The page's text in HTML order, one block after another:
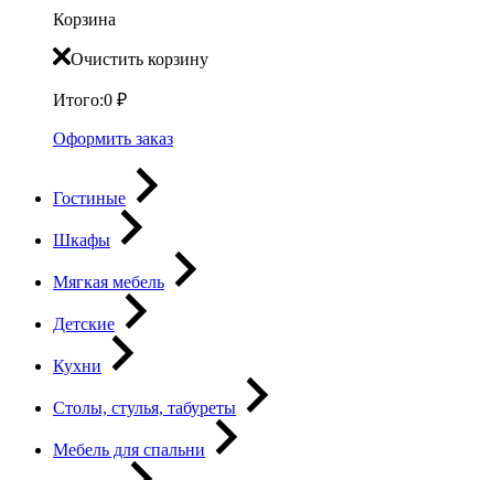
Корзина
Очистить корзину
Итого:0 ₽
Оформить заказ
Гостиные
Шкафы
Мягкая мебель
Детские
Кухни
Столы, стулья, табуреты
Мебель для спальни